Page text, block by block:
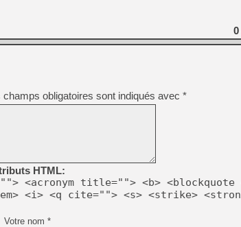
[GK] Beast of
[GK] Ubisoft : fin de partie
[GK] Mémoire cash -
[GK] Dan Houser (GTA)
[GK] Comment EA Sports
[GK] Crimson Moon : un
[GK] Isle of Reveries : le
[GK] Moonlighter 2 : The
[GK] Capcom relance
[Mo5] Deux inédits du
[GK] Le beat'em up The
[GK] Endless Legend 2 :
[LS] [PS5] Le WebKit
0
champs obligatoires sont indiqués avec *
HTML:
<acronym title=""> <b> <blockquote
<i> <q cite=""> <s> <strike>
Votre nom *